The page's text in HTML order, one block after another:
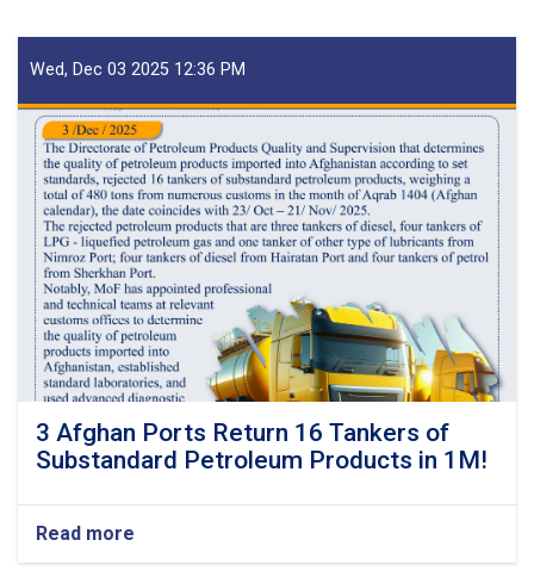
Wed, Dec 03 2025 12:36 PM
3 Afghan Ports Return 16 Tankers of
Substandard Petroleum Products in 1M!
Read more
3